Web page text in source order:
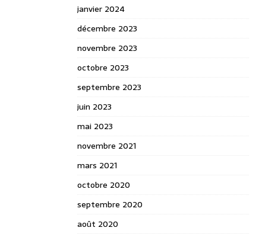
janvier 2024
décembre 2023
novembre 2023
octobre 2023
septembre 2023
juin 2023
mai 2023
novembre 2021
mars 2021
octobre 2020
septembre 2020
août 2020